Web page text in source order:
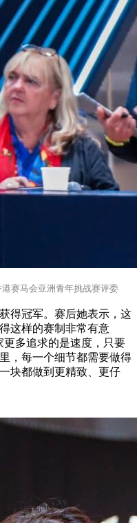
赛马会亚洲青年挑战赛评委
得冠军。赛后她表示，这
这样的赛制非常有意
更多追求的是速度，只要
，每一个细节都需要做得
块都做到更精致、更仔